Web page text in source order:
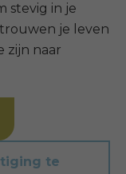
stevig in je
je leven
zijn naar
te